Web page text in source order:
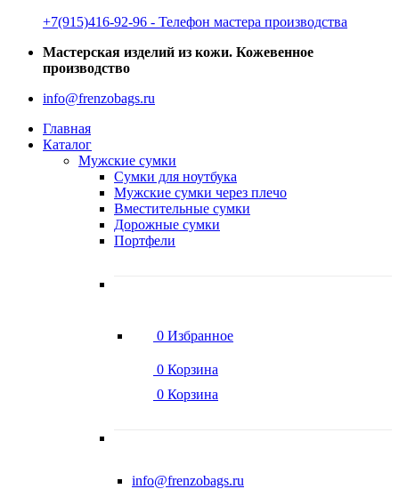
‭+7(915)416-92-96 ‬- Телефон мастера производства
Мастерская изделий из кожи. Кожевенное
производство
info@frenzobags.ru
Главная
Каталог
Мужские сумки
Сумки для ноутбука
Мужские сумки через плечо
Вместительные сумки
Дорожные сумки
Портфели
0 Избранное
0 Корзина
0 Корзина
info@frenzobags.ru